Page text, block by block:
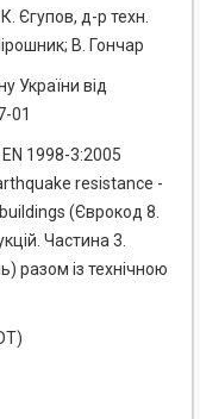
Єгупов, д-р техн.
В. Гончар
України від
01
1998-3:2005
resistance -
(Єврокод 8.
Частина 3.
разом із технічною